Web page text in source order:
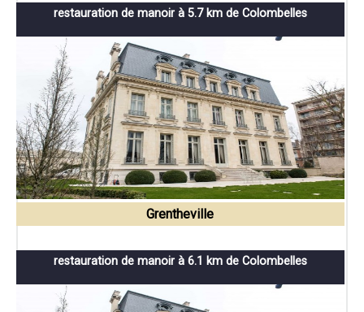
restauration de manoir à 5.7 km de Colombelles
Grentheville
restauration de manoir à 6.1 km de Colombelles